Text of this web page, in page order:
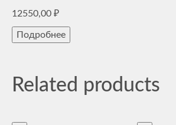
12550,00 ₽
Подробнее
Related products